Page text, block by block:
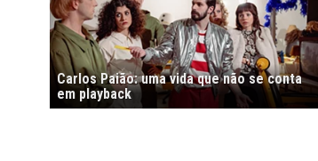
Carlos Paião: uma vida que não se conta
em playback